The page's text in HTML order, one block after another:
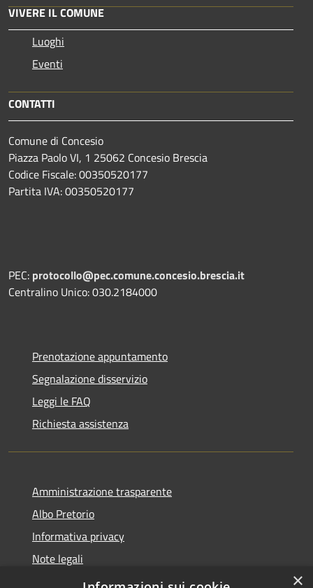
VIVERE IL COMUNE
Luoghi
Eventi
CONTATTI
Comune di Concesio
Piazza Paolo VI, 1 25062 Concesio Brescia
Codice Fiscale: 00350520177
Partita IVA: 00350520177
PEC: protocollo@pec.comune.concesio.brescia.it
Centralino Unico: 030.2184000
Prenotazione appuntamento
Segnalazione disservizio
Leggi le FAQ
Richiesta assistenza
Amministrazione trasparente
Albo Pretorio
Informativa privacy
Note legali
Dichiarazione di accessibilità
×